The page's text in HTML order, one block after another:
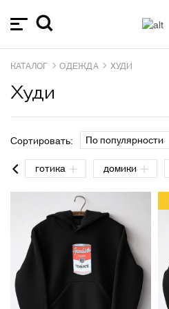
КАТАЛОГ ОДЕЖДА ХУДИ
Худи
Сортировать: По популярности
готика домики